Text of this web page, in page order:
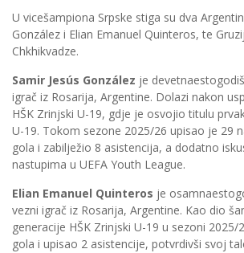
U vicešampiona Srpske stiga su dva
González i Elian Emanuel Quinteros, te
Chkhikvadze.
Samir Jesús González je
igrač iz Rosarija, Argentine. Dolazi nakon
HŠK Zrinjski U-19, gdje je osvojio titulu
U-19. Tokom sezone 2025/26 upisao je 29
gola i zabilježio 8 asistencija, a dodatno
nastupima u UEFA Youth League.
Elian Emanuel Quinteros je
vezni igrač iz Rosarija, Argentine. Kao dio
generacije HŠK Zrinjski U-19 u sezoni
gola i upisao 2 asistencije, potvrdivši svoj